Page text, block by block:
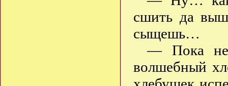
сшить да
сыщешь…
— Пока не
волшебный